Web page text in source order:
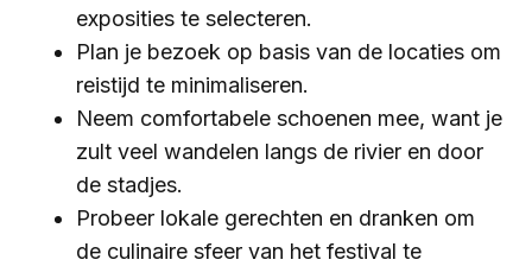
exposities te selecteren.
Plan je bezoek op basis van de locaties om
reistijd te minimaliseren.
Neem comfortabele schoenen mee, want je
zult veel wandelen langs de rivier en door
de stadjes.
Probeer lokale gerechten en dranken om
de culinaire sfeer van het festival te